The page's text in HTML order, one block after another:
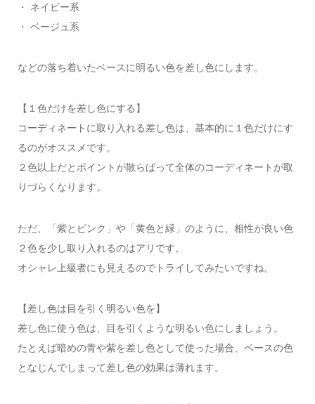
・ ネイビー系
・ ベージュ系
などの落ち着いたベースに明るい色を差し色にします。
【１色だけを差し色にする】
コーディネートに取り入れる差し色は、基本的に１色だけにす
るのがオススメです。
２色以上だとポイントが散らばって全体のコーディネートが取
りづらくなります。
ただ、「紫とピンク」や「黄色と緑」のように、相性が良い色
２色を少し取り入れるのはアリです。
オシャレ上級者にも見えるのでトライしてみたいですね。
【差し色は目を引く明るい色を】
差し色に使う色は、目を引くような明るい色にしましょう。
たとえば暗めの青や紫を差し色として使った場合、ベースの色
となじんでしまって差し色の効果は薄れます。